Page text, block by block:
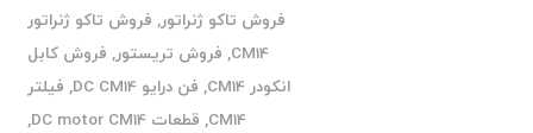
فروش تاکو ژنراتور, فروش تاکو ژنراتور
CM14
, فروش تریستور, فروش کابل
انکودر CM14
, فن درایو DC CM14 , فیلتر
CM14
, قطعات DC motor CM14
,